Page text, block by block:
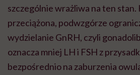
szczególnie wrażliwa na ten stan.
przeciążona, podwzgórze
wydzielanie GnRH, czyli
oznacza mniej LH i FSH z
bezpośrednio na zaburzenia